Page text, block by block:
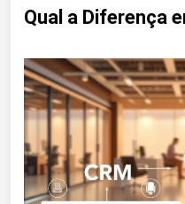
Qual a Diferença